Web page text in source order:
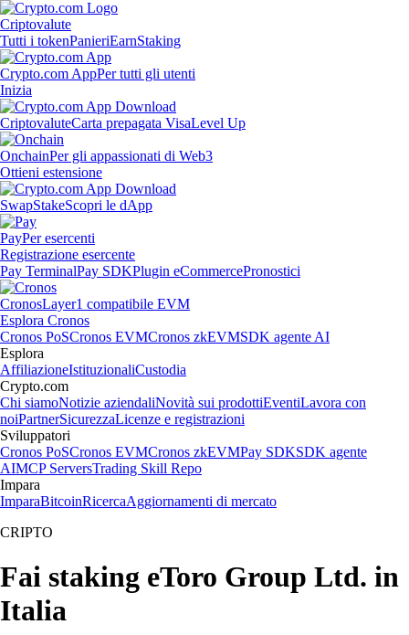
Criptovalute
Tutti i tokenPanieriEarnStaking
Crypto.com AppPer tutti gli utenti
Inizia
CriptovaluteCarta prepagata VisaLevel Up
OnchainPer gli appassionati di Web3
Ottieni estensione
SwapStakeScopri le dApp
PayPer esercenti
Registrazione esercente
Pay TerminalPay SDKPlugin eCommercePronostici
CronosLayer1 compatibile EVM
Esplora Cronos
Cronos PoSCronos EVMCronos zkEVMSDK agente AI
Esplora
AffiliazioneIstituzionaliCustodia
Crypto.com
Chi siamoNotizie aziendaliNovità sui prodottiEventiLavora con
noiPartnerSicurezzaLicenze e registrazioni
Sviluppatori
Cronos PoSCronos EVMCronos zkEVMPay SDKSDK agente
AIMCP ServersTrading Skill Repo
Impara
ImparaBitcoinRicercaAggiornamenti di mercato
CRIPTO
Fai staking eToro Group Ltd. in
Italia